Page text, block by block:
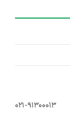
۰۲۱-۹۱۳۰۰۰۱۳